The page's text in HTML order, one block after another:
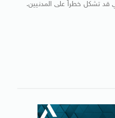
قد تشكل خطراً على المدنيين.